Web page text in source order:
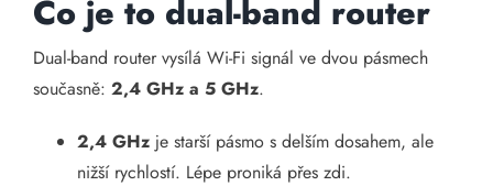
Co je to dual-band router
Dual-band router vysílá Wi-Fi signál ve dvou pásmech
současně: 2,4 GHz a 5 GHz.
2,4 GHz je starší pásmo s delším dosahem, ale
nižší rychlostí. Lépe proniká přes zdi.